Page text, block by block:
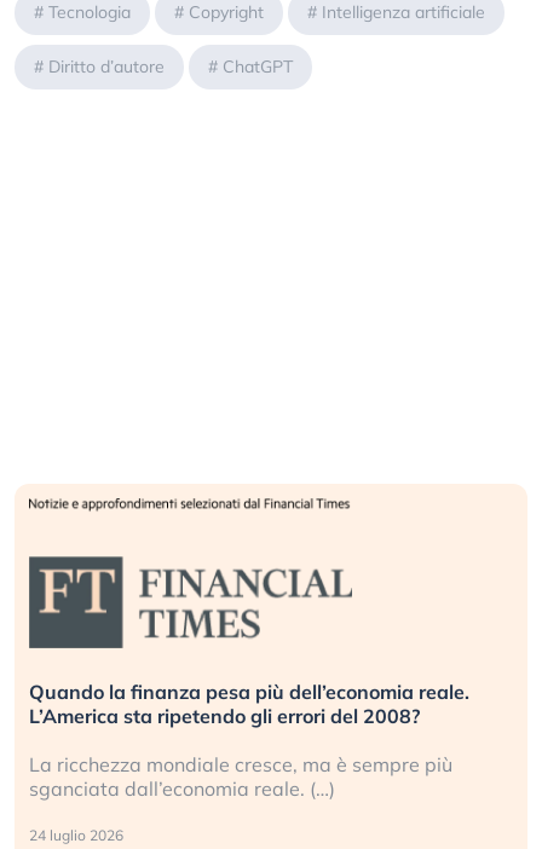
# Tecnologia # Copyright # Intelligenza artificiale
# Diritto d’autore # ChatGPT
Quando la finanza pesa più dell’economia reale.
L’America sta ripetendo gli errori del 2008?
La ricchezza mondiale cresce, ma è sempre più
sganciata dall’economia reale. (…)
24 luglio 2026